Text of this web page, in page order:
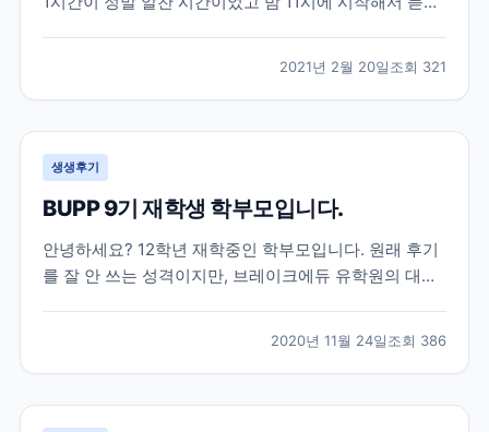
가지지 않았다가 미리 준비를 못해 나중에 후회를 했을
뻔한 엄청 중요한 이야기들을 해주셨고 그 이야기들도
딱...
2021년 2월 20일조회 321
생생후기
BUPP 9기 재학생 학부모입니다.
안녕하세요? 12학년 재학중인 학부모입니다. 원래 후기
를 잘 안 쓰는 성격이지만, 브레이크에듀 유학원의 대학
몇자 적어 봅니다. 조기유학으로는 늦은 고1 봄, 강남 모
유학원의 권유로 토론토의 대형사립고등학교로 갔으
나,...
2020년 11월 24일조회 386